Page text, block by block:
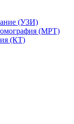
(УЗИ)
(МРТ)
(КТ)